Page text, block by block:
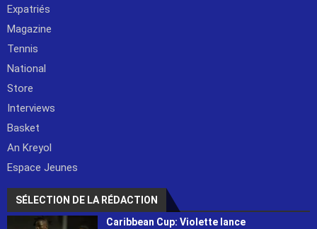
Expatriés
Magazine
Tennis
National
Store
Interviews
Basket
An Kreyol
Espace Jeunes
SÉLECTION DE LA RÉDACTION
Caribbean Cup: Violette lance